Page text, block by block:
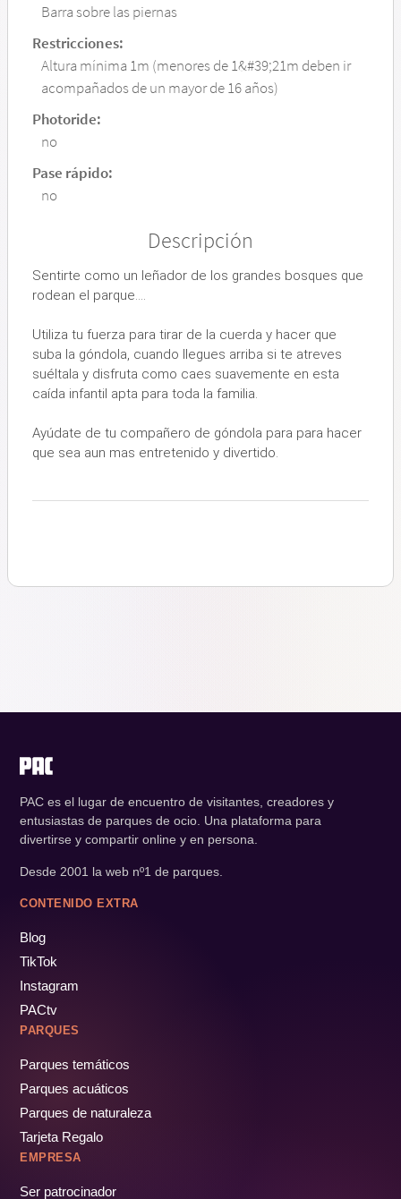
Barra sobre las piernas
Restricciones:
Altura mínima 1m (menores de 1&#39;21m deben ir
acompañados de un mayor de 16 años)
Photoride:
no
Pase rápido:
no
Descripción
Sentirte como un leñador de los grandes bosques que
rodean el parque....
Utiliza tu fuerza para tirar de la cuerda y hacer que
suba la góndola, cuando llegues arriba si te atreves
suéltala y disfruta como caes suavemente en esta
caída infantil apta para toda la familia.
Ayúdate de tu compañero de góndola para para hacer
que sea aun mas entretenido y divertido.
PAC es el lugar de encuentro de visitantes, creadores y
entusiastas de parques de ocio. Una plataforma para
divertirse y compartir online y en persona.
Desde 2001 la web nº1 de parques.
CONTENIDO EXTRA
Blog
TikTok
Instagram
PACtv
PARQUES
Parques temáticos
Parques acuáticos
Parques de naturaleza
Tarjeta Regalo
EMPRESA
Ser patrocinador